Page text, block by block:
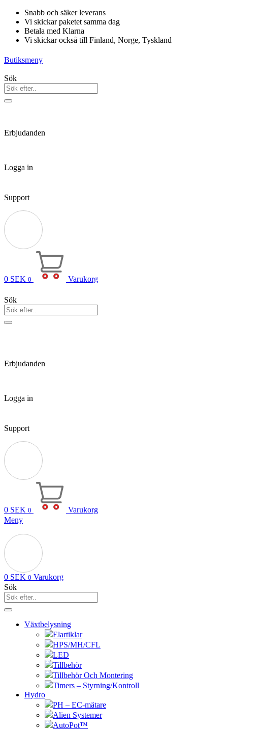
Hoppa
innehåll
Snabb och säker leverans
Vi skickar paketet samma dag
Betala med Klarna
Vi skickar också till Finland, Norge, Tyskland
Butiksmeny
Sök
Erbjudanden
Logga in
Support
0 SEK 0 Varukorg
Sök
Erbjudanden
Logga in
Support
0 SEK 0
Varukorg
Meny
0 SEK 0 Varukorg
Sök
Växtbelysning
Elartiklar
HPS/MH/CFL
LED
Tillbehör
Tillbehör Och Montering
Timers – Styrning/Kontroll
Hydro
PH – EC-mätare
Alien Systemer
AutoPot™